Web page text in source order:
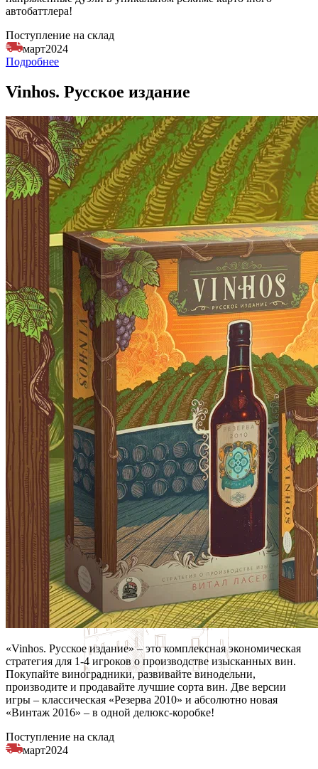
автобаттлера!
Поступление на склад
март2024
Подробнее
Vinhos. Русское издание
«Vinhos. Русское издание» – это комплексная экономическая
стратегия для 1-4 игроков о производстве изысканных вин.
Покупайте виноградники, развивайте винодельни,
производите и продавайте лучшие сорта вин. Две версии
игры – классическая «Резерва 2010» и абсолютно новая
«Винтаж 2016» – в одной делюкс-коробке!
Поступление на склад
март2024